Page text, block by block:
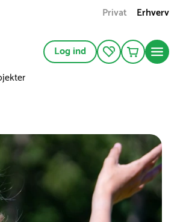
Privat Erhverv
Log ind